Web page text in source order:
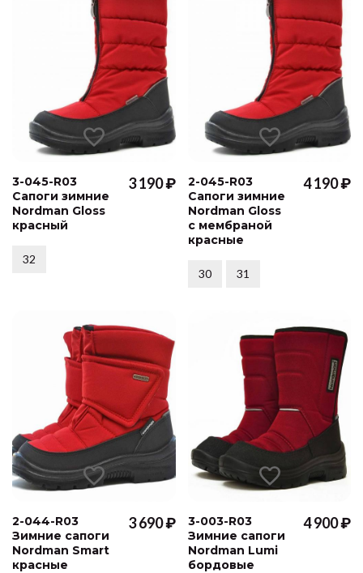
3-045-R03
Сапоги зимние
Nordman Gloss
красный
3 190 ₽
32
2-045-R03
Сапоги зимние
Nordman Gloss
с мембраной
красные
4 190 ₽
30 31
2-044-R03
Зимние сапоги
Nordman Smart
красные
3 690 ₽
3-003-R03
Зимние сапоги
Nordman Lumi
бордовые
4 900 ₽